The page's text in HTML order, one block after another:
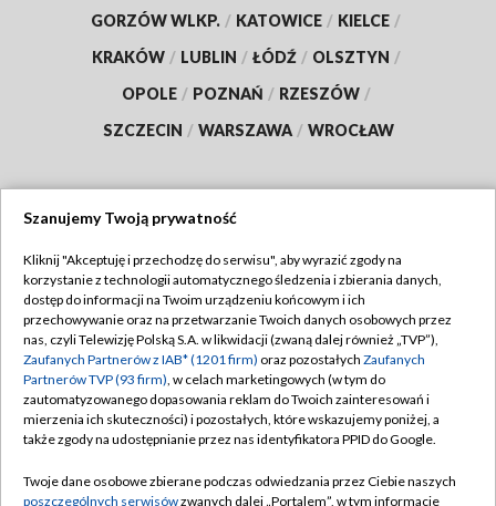
GORZÓW WLKP. / KATOWICE / KIELCE /
KRAKÓW / LUBLIN / ŁÓDŹ / OLSZTYN /
OPOLE / POZNAŃ / RZESZÓW /
SZCZECIN / WARSZAWA / WROCŁAW
TVP
Abonament TVP
Emisja w TVP
Centrum informacji TVP
Naziemna Telewizja Cyfrowa
Rada Programowa
Regulamin TVP
Polityka prywatności
Moje zgody
Pomoc
Szanujemy Twoją prywatność
Kliknij "Akceptuję i przechodzę do serwisu", aby wyrazić zgody na
korzystanie z technologii automatycznego śledzenia i zbierania danych,
dostęp do informacji na Twoim urządzeniu końcowym i ich
przechowywanie oraz na przetwarzanie Twoich danych osobowych przez
nas, czyli Telewizję Polską S.A. w likwidacji (zwaną dalej również „TVP”),
Zaufanych Partnerów z IAB* (1201 firm) oraz pozostałych Zaufanych
Partnerów TVP (93 firm), w celach marketingowych (w tym do
zautomatyzowanego dopasowania reklam do Twoich zainteresowań i
mierzenia ich skuteczności) i pozostałych, które wskazujemy poniżej, a
także zgody na udostępnianie przez nas identyfikatora PPID do Google.
Twoje dane osobowe zbierane podczas odwiedzania przez Ciebie naszych
poszczególnych serwisówzwanych dalej „Portalem”, w tym informacje